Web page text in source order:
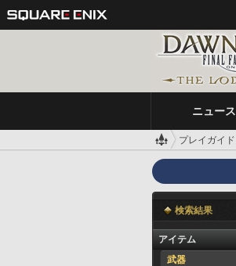
ニュース
プレイガイド
検索結果
アイテム
武器